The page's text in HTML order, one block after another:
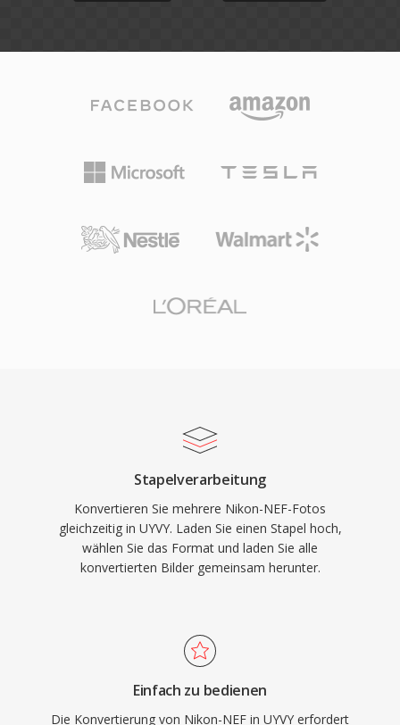
Stapelverarbeitung
Konvertieren Sie mehrere Nikon-NEF-Fotos
gleichzeitig in UYVY. Laden Sie einen Stapel hoch,
wählen Sie das Format und laden Sie alle
konvertierten Bilder gemeinsam herunter.
Einfach zu bedienen
Die Konvertierung von Nikon-NEF in UYVY erfordert